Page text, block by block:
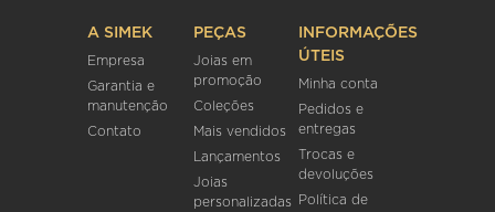
A SIMEK
Empresa
Garantia e
manutenção
Contato
PEÇAS
Joias em
promoção
Coleções
Mais vendidos
Lançamentos
Joias
personalizadas
INFORMAÇÕES
ÚTEIS
Minha conta
Pedidos e
entregas
Trocas e
devoluções
Política de